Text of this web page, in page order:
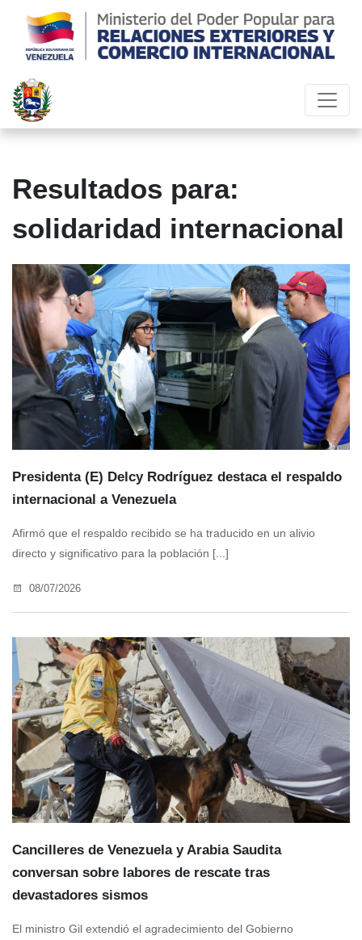
Resultados para:
solidaridad internacional
Presidenta (E) Delcy Rodríguez destaca el respaldo
internacional a Venezuela
Afirmó que el respaldo recibido se ha traducido en un alivio
directo y significativo para la población [...]
08/07/2026
Cancilleres de Venezuela y Arabia Saudita
conversan sobre labores de rescate tras
devastadores sismos
El ministro Gil extendió el agradecimiento del Gobierno